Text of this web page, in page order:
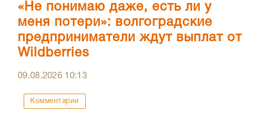
«Не понимаю даже, есть ли у
меня потери»: волгоградские
предприниматели ждут выплат от
Wildberries
09.08.2026 10:13
Комментарии